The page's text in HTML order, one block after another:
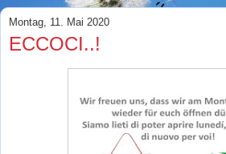
Montag, 11. Mai 2020
ECCOCI..!